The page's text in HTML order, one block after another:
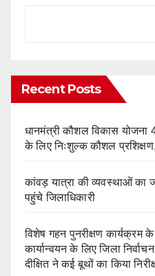
Recent Posts
धानमंत्री कौशल विकास
के लिए निःशुल्क कौशल
कांवड़ यात्रा की व्यवस्थाओं
पहुंचे जिलाधिकारी
विशेष गहन पुनरीक्षण कार्यक्रम
कार्यान्वयन के लिए जिला
दीक्षित ने कई बूथों का किया